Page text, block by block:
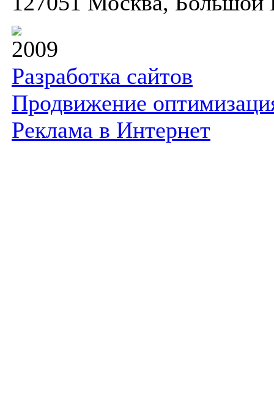
2009
Разработка сайтов
Продвижение
Реклама в Интернет